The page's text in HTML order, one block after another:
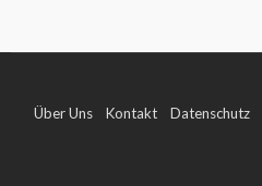
Über Uns Kontakt Datenschutz